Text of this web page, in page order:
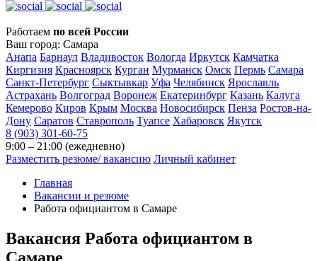
Работаем по всей России
Ваш город: Самара
Анапа Барнаул Владивосток Вологда Иркутск Камчатка
Киргизия Красноярск Курган Мурманск Омск Пермь Самара
Санкт-Петербург Сыктывкар Уфа Челябинск Ярославль
Астрахань Волгоград Воронеж Екатеринбург Казань Калуга
Кемерово Киров Крым Москва Новосибирск Пенза Ростов-на-
Дону Саратов Ставрополь Туапсе Хабаровск Якутск
8 (903) 301-60-75
9:00 – 21:00 (ежедневно)
Разместить резюме/ вакансию Личный кабинет
Главная
Вакансии и резюме
Работа официантом в Самаре
Вакансия Работа официантом в